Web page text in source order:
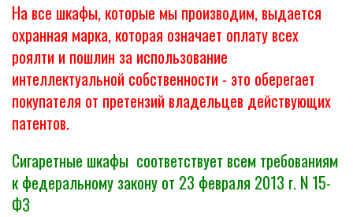
На все шкафы, которые мы производим, выдается
охранная марка, которая означает оплату всех
роялти и пошлин за использование
интеллектуальной собственности - это оберегает
покупателя от претензий владельцев действующих
патентов.
Сигаретные шкафы соответствует всем требованиям
к федеральному закону от 23 февраля 2013 г. N 15-
ФЗ